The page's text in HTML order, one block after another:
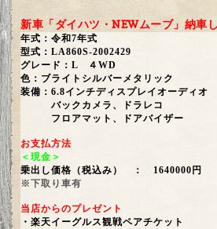
新車「ダイハツ・NEWムーブ」納車
年式：令和7年式
型式：LA860S-2002429
グレード：L ４WD
色：ブライトシルバーメタリック
装備：6.8インチディスプレイオーディオ
バックカメラ、ドラレコ
フロアマット、ドアバイザー
お支払方法
＜現金＞
乗出し価格（税込み） ： 1640000円
※下取り車有
当店からのプレゼント
・楽天イーグルス観戦ペアチケット